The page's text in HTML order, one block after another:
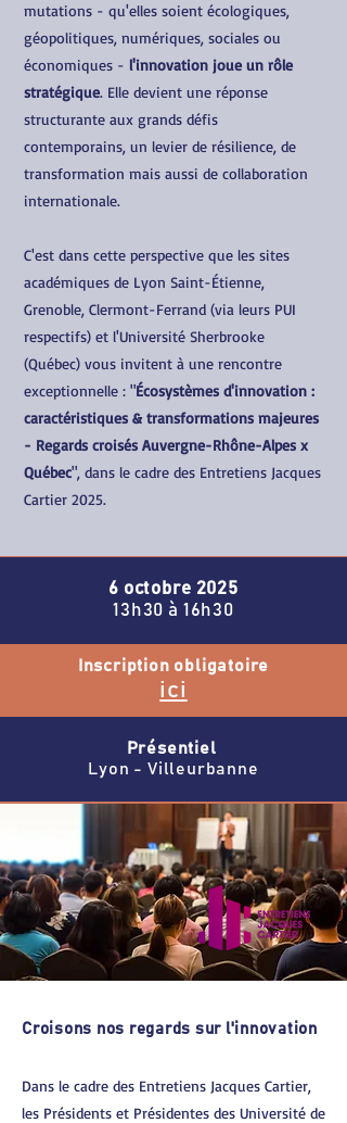
mutations - qu'elles soient écologiques,
géopolitiques, numériques, sociales ou
économiques - l'innovation joue un rôle
stratégique. Elle devient une réponse
structurante aux grands défis
contemporains, un levier de résilience, de
transformation mais aussi de collaboration
internationale.
C'est dans cette perspective que les sites
académiques de Lyon Saint-Étienne,
Grenoble, Clermont-Ferrand (via leurs PUI
respectifs) et l'Université Sherbrooke
(Québec) vous invitent à une rencontre
exceptionnelle : "Écosystèmes d'innovation :
caractéristiques & transformations majeures
- Regards croisés Auvergne-Rhône-Alpes x
Québec", dans le cadre des Entretiens Jacques
Cartier 2025.
6 octobre 2025
13h30 à 16h30
Inscription obligatoire
ici
Présentiel
Lyon - Villeurbanne
Croisons nos regards sur l'innovation
Dans le cadre des Entretiens Jacques Cartier,
les Présidents et Présidentes des Université de